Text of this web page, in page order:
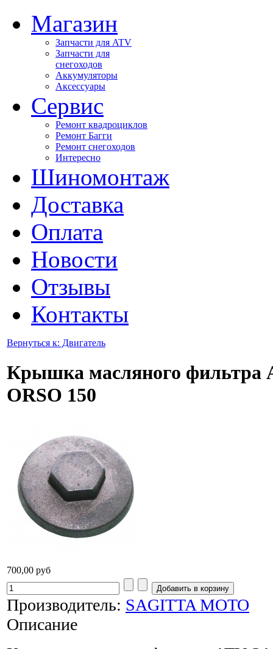
Магазин
Запчасти для ATV
Запчасти для
снегоходов
Аккумуляторы
Аксессуары
Сервис
Ремонт квадроциклов
Ремонт Багги
Ремонт снегоходов
Интересно
Шиномонтаж
Доставка
Оплата
Новости
Отзывы
Контакты
Вернуться к: Двигатель
Крышка масляного фильтра
ORSO 150
700,00 руб
Производитель: SAGITTA MOTO
Описание